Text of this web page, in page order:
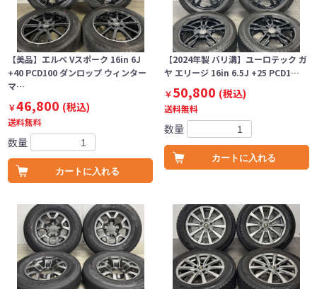
【美品】エルベ Vスポーク 16in 6J
+40 PCD100 ダンロップ ウィンター
マ…
￥46,800 (税込)
送料無料
数量
カートに入れる
【2024年製 バリ溝】ユーロテック ガ
ヤ エリージ 16in 6.5J +25 PCD1…
￥50,800 (税込)
送料無料
数量
カートに入れる